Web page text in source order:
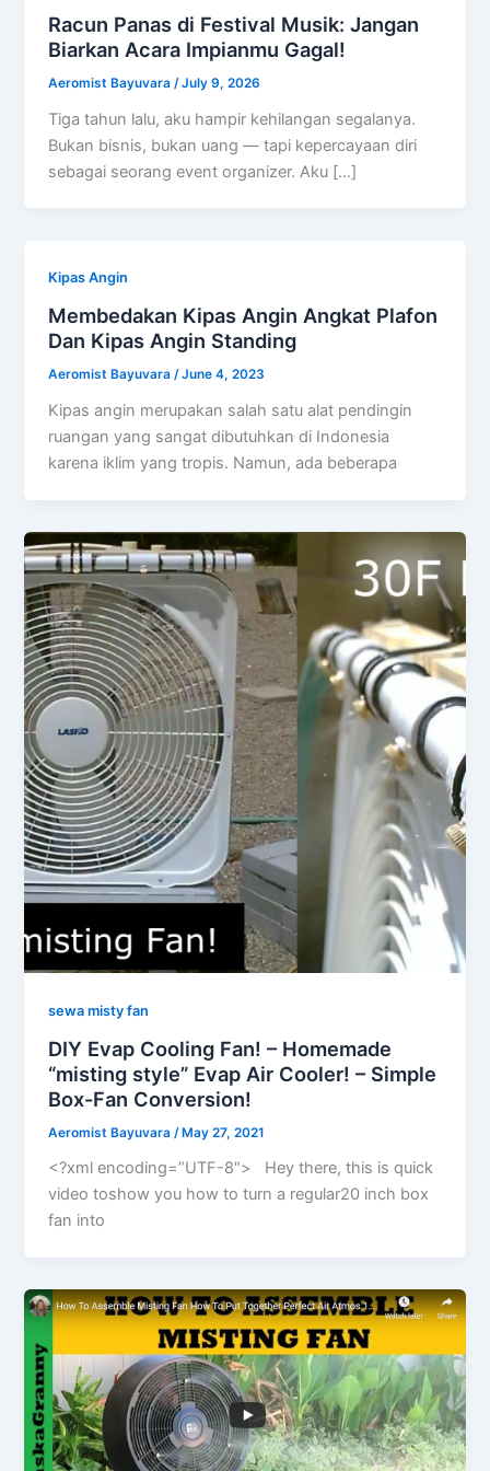
Racun Panas di Festival Musik: Jangan
Biarkan Acara Impianmu Gagal!
Aeromist Bayuvara /July 9, 2026
Tiga tahun lalu, aku hampir kehilangan segalanya.
Bukan bisnis, bukan uang — tapi kepercayaan diri
sebagai seorang event organizer. Aku […]
Kipas Angin
Membedakan Kipas Angin Angkat Plafon
Dan Kipas Angin Standing
Aeromist Bayuvara/June 4, 2023
Kipas angin merupakan salah satu alat pendingin
ruangan yang sangat dibutuhkan di Indonesia
karena iklim yang tropis. Namun, ada beberapa
sewa misty fan
DIY Evap Cooling Fan! – Homemade
“misting style” Evap Air Cooler! – Simple
Box-Fan Conversion!
Aeromist Bayuvara /May 27, 2021
<?xml encoding=”UTF-8″> Hey there, this is quick
video toshow you how to turn a regular20 inch box
fan into